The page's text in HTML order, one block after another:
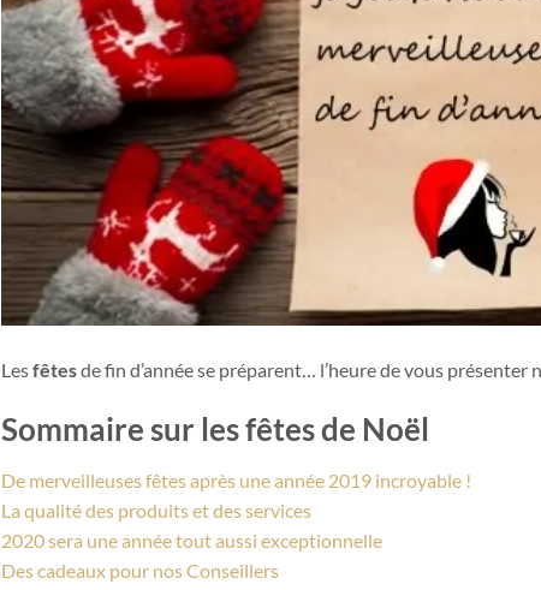
Lesfêtesde fin d’année se préparent… l’heure de vous
Sommaire sur les fêtes de Noël
De merveilleuses fêtes après une année 2019 incroyable !
La qualité des produits et des services
2020 sera une année tout aussi exceptionnelle
Des cadeaux pour nos Conseillers